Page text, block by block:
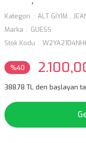
Kategori ALT GİYİM ,
Marka
GUESS
Stok Kodu
%40
388,78 TL den başlayan